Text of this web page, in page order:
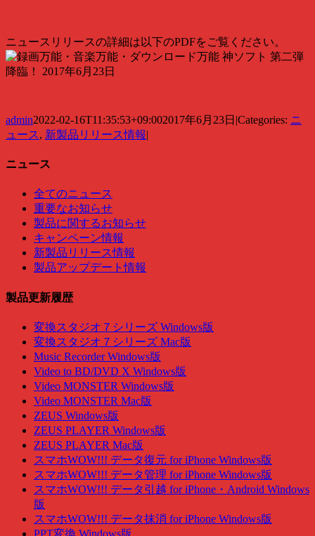
ニュースリリースの詳細は以下のPDFをご覧ください。
admin2022-02-16T11:35:53+09:002017年6月23日 |Categories: ニ
ュース, 新製品リリース情報|
ニュース
全てのニュース
重要なお知らせ
製品に関するお知らせ
キャンペーン情報
新製品リリース情報
製品アップデート情報
製品更新履歴
変換スタジオ７シリーズ Windows版
変換スタジオ７シリーズ Mac版
Music Recorder Windows版
Video to BD/DVD X Windows版
Video MONSTER Windows版
Video MONSTER Mac版
ZEUS Windows版
ZEUS PLAYER Windows版
ZEUS PLAYER Mac版
スマホWOW!!! データ復元 for iPhone Windows版
スマホWOW!!! データ管理 for iPhone Windows版
スマホWOW!!! データ引越 for iPhone・Android Windows
版
スマホWOW!!! データ抹消 for iPhone Windows版
PPT変換 Windows版